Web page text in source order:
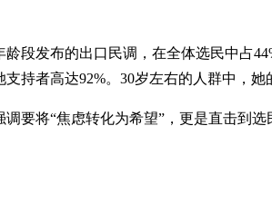
龄段发布的出口民调，在全体选民中占
支持者高达92%。30岁左右的人群中，她
调要将“焦虑转化为希望”，更是直击到